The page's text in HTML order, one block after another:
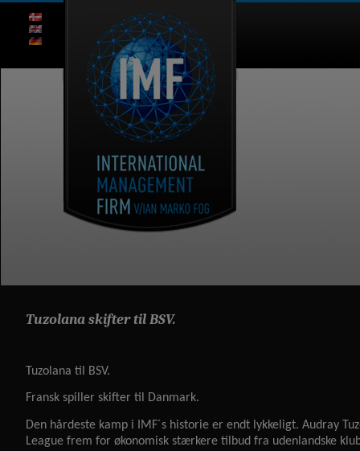
Tuzolana skifter til BSV.
Tuzolana til BSV.
Fransk spiller skifter til Danmark.
Den hårdeste kamp i IMF´s historie er endt lykkeligt. Audray
League frem for økonomisk stærkere tilbud fra udenlandske